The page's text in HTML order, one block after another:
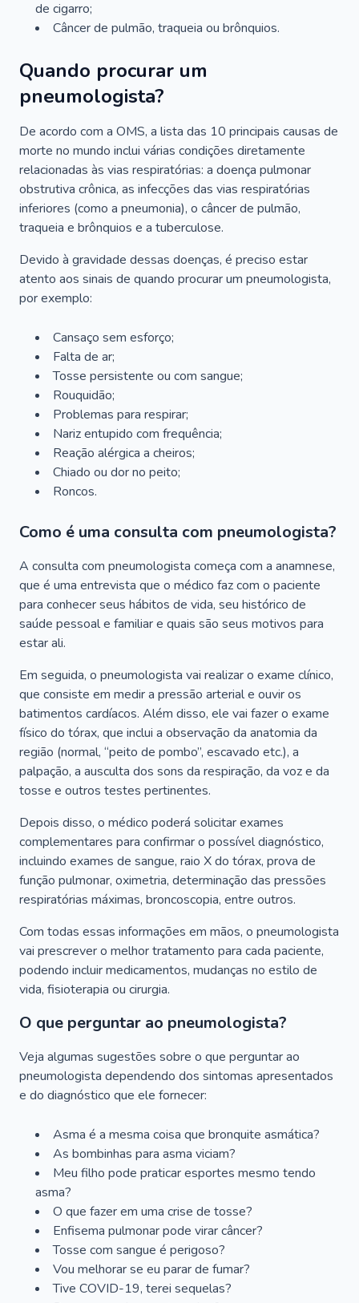
de cigarro;
Câncer de pulmão, traqueia ou brônquios.
Quando procurar um
pneumologista?
De acordo com a OMS, a lista das 10 principais causas de
morte no mundo inclui várias condições diretamente
relacionadas às vias respiratórias: a doença pulmonar
obstrutiva crônica, as infecções das vias respiratórias
inferiores (como a pneumonia), o câncer de pulmão,
traqueia e brônquios e a tuberculose.
Devido à gravidade dessas doenças, é preciso estar
atento aos sinais de quando procurar um pneumologista,
por exemplo:
Cansaço sem esforço;
Falta de ar;
Tosse persistente ou com sangue;
Rouquidão;
Problemas para respirar;
Nariz entupido com frequência;
Reação alérgica a cheiros;
Chiado ou dor no peito;
Roncos.
Como é uma consulta com pneumologista?
A consulta com pneumologista começa com a anamnese,
que é uma entrevista que o médico faz com o paciente
para conhecer seus hábitos de vida, seu histórico de
saúde pessoal e familiar e quais são seus motivos para
estar ali.
Em seguida, o pneumologista vai realizar o exame clínico,
que consiste em medir a pressão arterial e ouvir os
batimentos cardíacos. Além disso, ele vai fazer o exame
físico do tórax, que inclui a observação da anatomia da
região (normal, “peito de pombo”, escavado etc.), a
palpação, a ausculta dos sons da respiração, da voz e da
tosse e outros testes pertinentes.
Depois disso, o médico poderá solicitar exames
complementares para confirmar o possível diagnóstico,
incluindo exames de sangue, raio X do tórax, prova de
função pulmonar, oximetria, determinação das pressões
respiratórias máximas, broncoscopia, entre outros.
Com todas essas informações em mãos, o pneumologista
vai prescrever o melhor tratamento para cada paciente,
podendo incluir medicamentos, mudanças no estilo de
vida, fisioterapia ou cirurgia.
O que perguntar ao pneumologista?
Veja algumas sugestões sobre o que perguntar ao
pneumologista dependendo dos sintomas apresentados
e do diagnóstico que ele fornecer:
Asma é a mesma coisa que bronquite asmática?
As bombinhas para asma viciam?
Meu filho pode praticar esportes mesmo tendo
asma?
O que fazer em uma crise de tosse?
Enfisema pulmonar pode virar câncer?
Tosse com sangue é perigoso?
Vou melhorar se eu parar de fumar?
Tive COVID-19, terei sequelas?